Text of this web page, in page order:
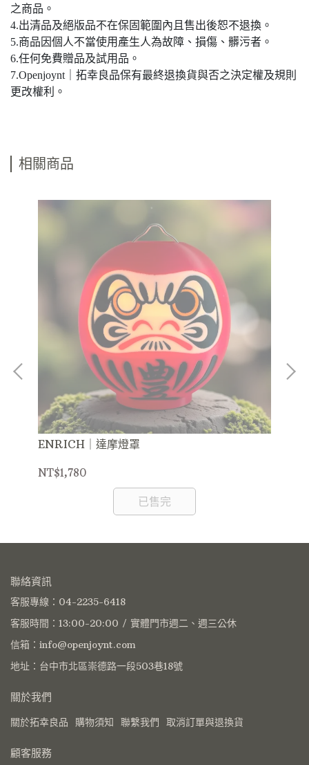
之商品。
4.出清品及絕版品不在保固範圍內且售出後恕不退換。
5.商品因個人不當使用產生人為故障、損傷、髒污者。
6.任何免費贈品及試用品。
7.Openjoynt｜拓幸良品保有最終退換貨與否之決定權及規則
更改權利。
相關商品
ENRICH｜達摩燈罩
NT$1,780
已售完
聯絡資訊
客服專線：04-2235-6418
客服時間：13:00-20:00 / 實體門市週二、週三公休
信箱：info@openjoynt.com
地址：台中市北區崇德路一段503巷18號
關於我們
關於拓幸良品 購物須知 聯繫我們 取消訂單與退換貨
顧客服務